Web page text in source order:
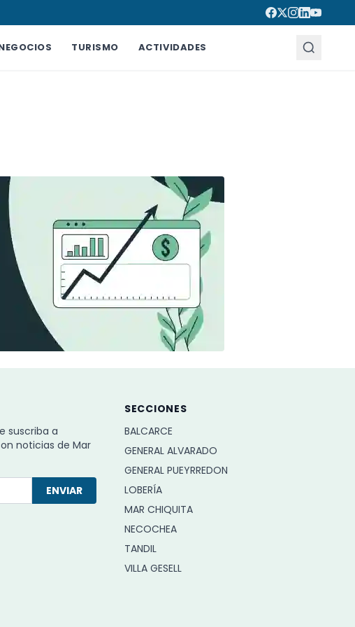
TURISMO ACTIVIDADES
suscriba a
noticias de Mar
ENVIAR
SECCIONES
BALCARCE
GENERAL ALVARADO
GENERAL PUEYRREDON
LOBERÍA
MAR CHIQUITA
NECOCHEA
TANDIL
VILLA GESELL